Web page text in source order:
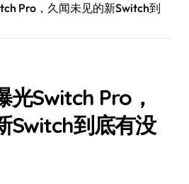
Pro，久闻未见的新Switch到
光Switch Pro，
Switch到底有没